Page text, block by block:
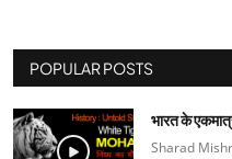
POPULAR POSTS
भारत के
Sharad